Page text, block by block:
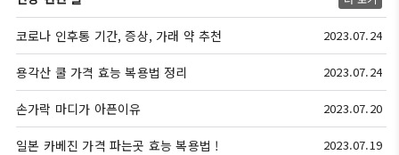
코로나 인후통 기간, 증상, 가래 약 추천 2023.07.24
용각산 쿨 가격 효능 복용법 정리 2023.07.24
손가락 마디가 아픈이유 2023.07.20
일본 카베진 가격 파는곳 효능 복용법 ! 2023.07.19